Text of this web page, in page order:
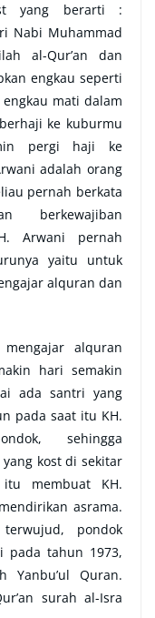
yang berarti :
Nabi Muhammad
al-Qur’an dan
engkau seperti
mati dalam
ke kuburmu
pergi haji ke
adalah orang
pernah berkata
berkewajiban
Arwani pernah
yaitu untuk
alquran dan
alquran
hari semakin
ada santri yang
pada saat itu KH.
sehingga
kost di sekitar
itu membuat KH.
asrama.
pondok
pada tahun 1973,
Quran.
surah al-Isra